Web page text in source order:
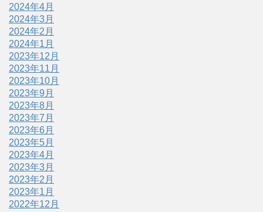
2024年4月
2024年3月
2024年2月
2024年1月
2023年12月
2023年11月
2023年10月
2023年9月
2023年8月
2023年7月
2023年6月
2023年5月
2023年4月
2023年3月
2023年2月
2023年1月
2022年12月